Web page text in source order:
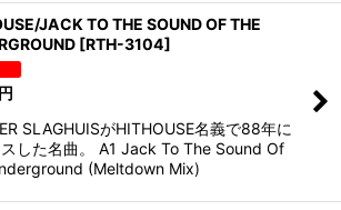
JACK TO THE SOUND OF THE
[RTH-3104]
円
SLAGHUISがHITHOUSE名義で88年に
スした名曲。 A1 Jack To The Sound Of
(Meltdown Mix)